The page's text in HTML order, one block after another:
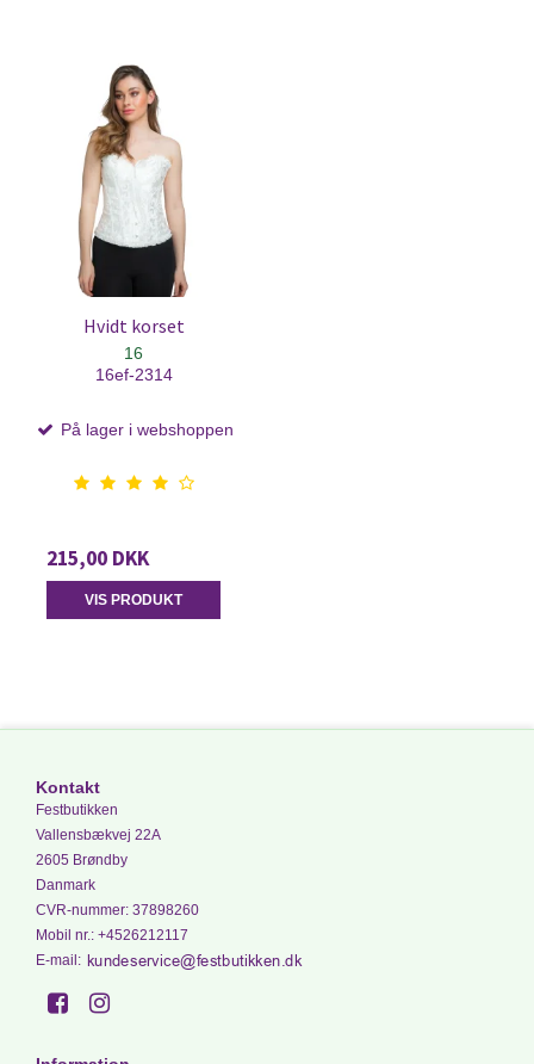
Hvidt korset
16
16ef-2314
På lager i webshoppen
215,00 DKK
VIS PRODUKT
Kontakt
Festbutikken
Vallensbækvej 22A
2605 Brøndby
Danmark
CVR-nummer: 37898260
Mobil nr.: +4526212117
E-mail :